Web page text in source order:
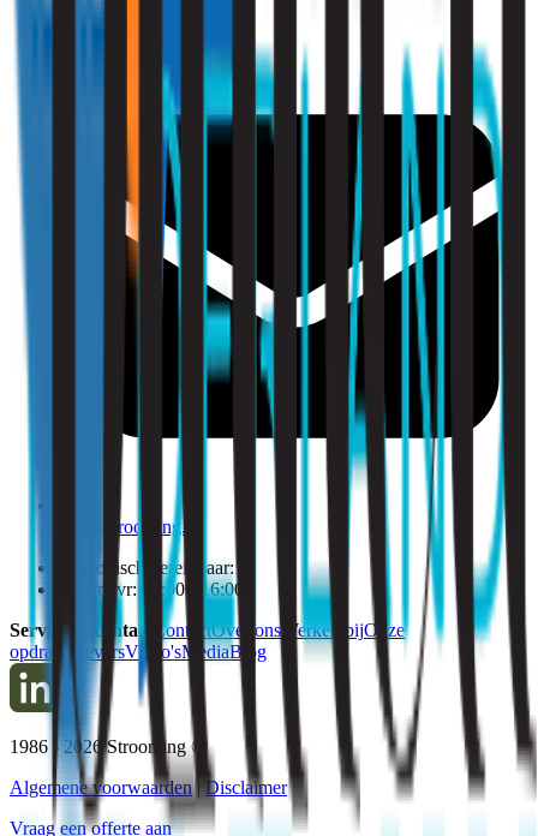
010 - 220 34 99
info@strooming.nl
Telefonisch bereikbaar:
Ma t/m vr: 09:00 - 16:00
Service & contact
ContactOver ons Werken bijOnze
opdrachtgeversVideo'sMediaBlog
1986 - 2026 Strooming ©
Algemene voorwaarden | Disclaimer
Vraag een offerte aan